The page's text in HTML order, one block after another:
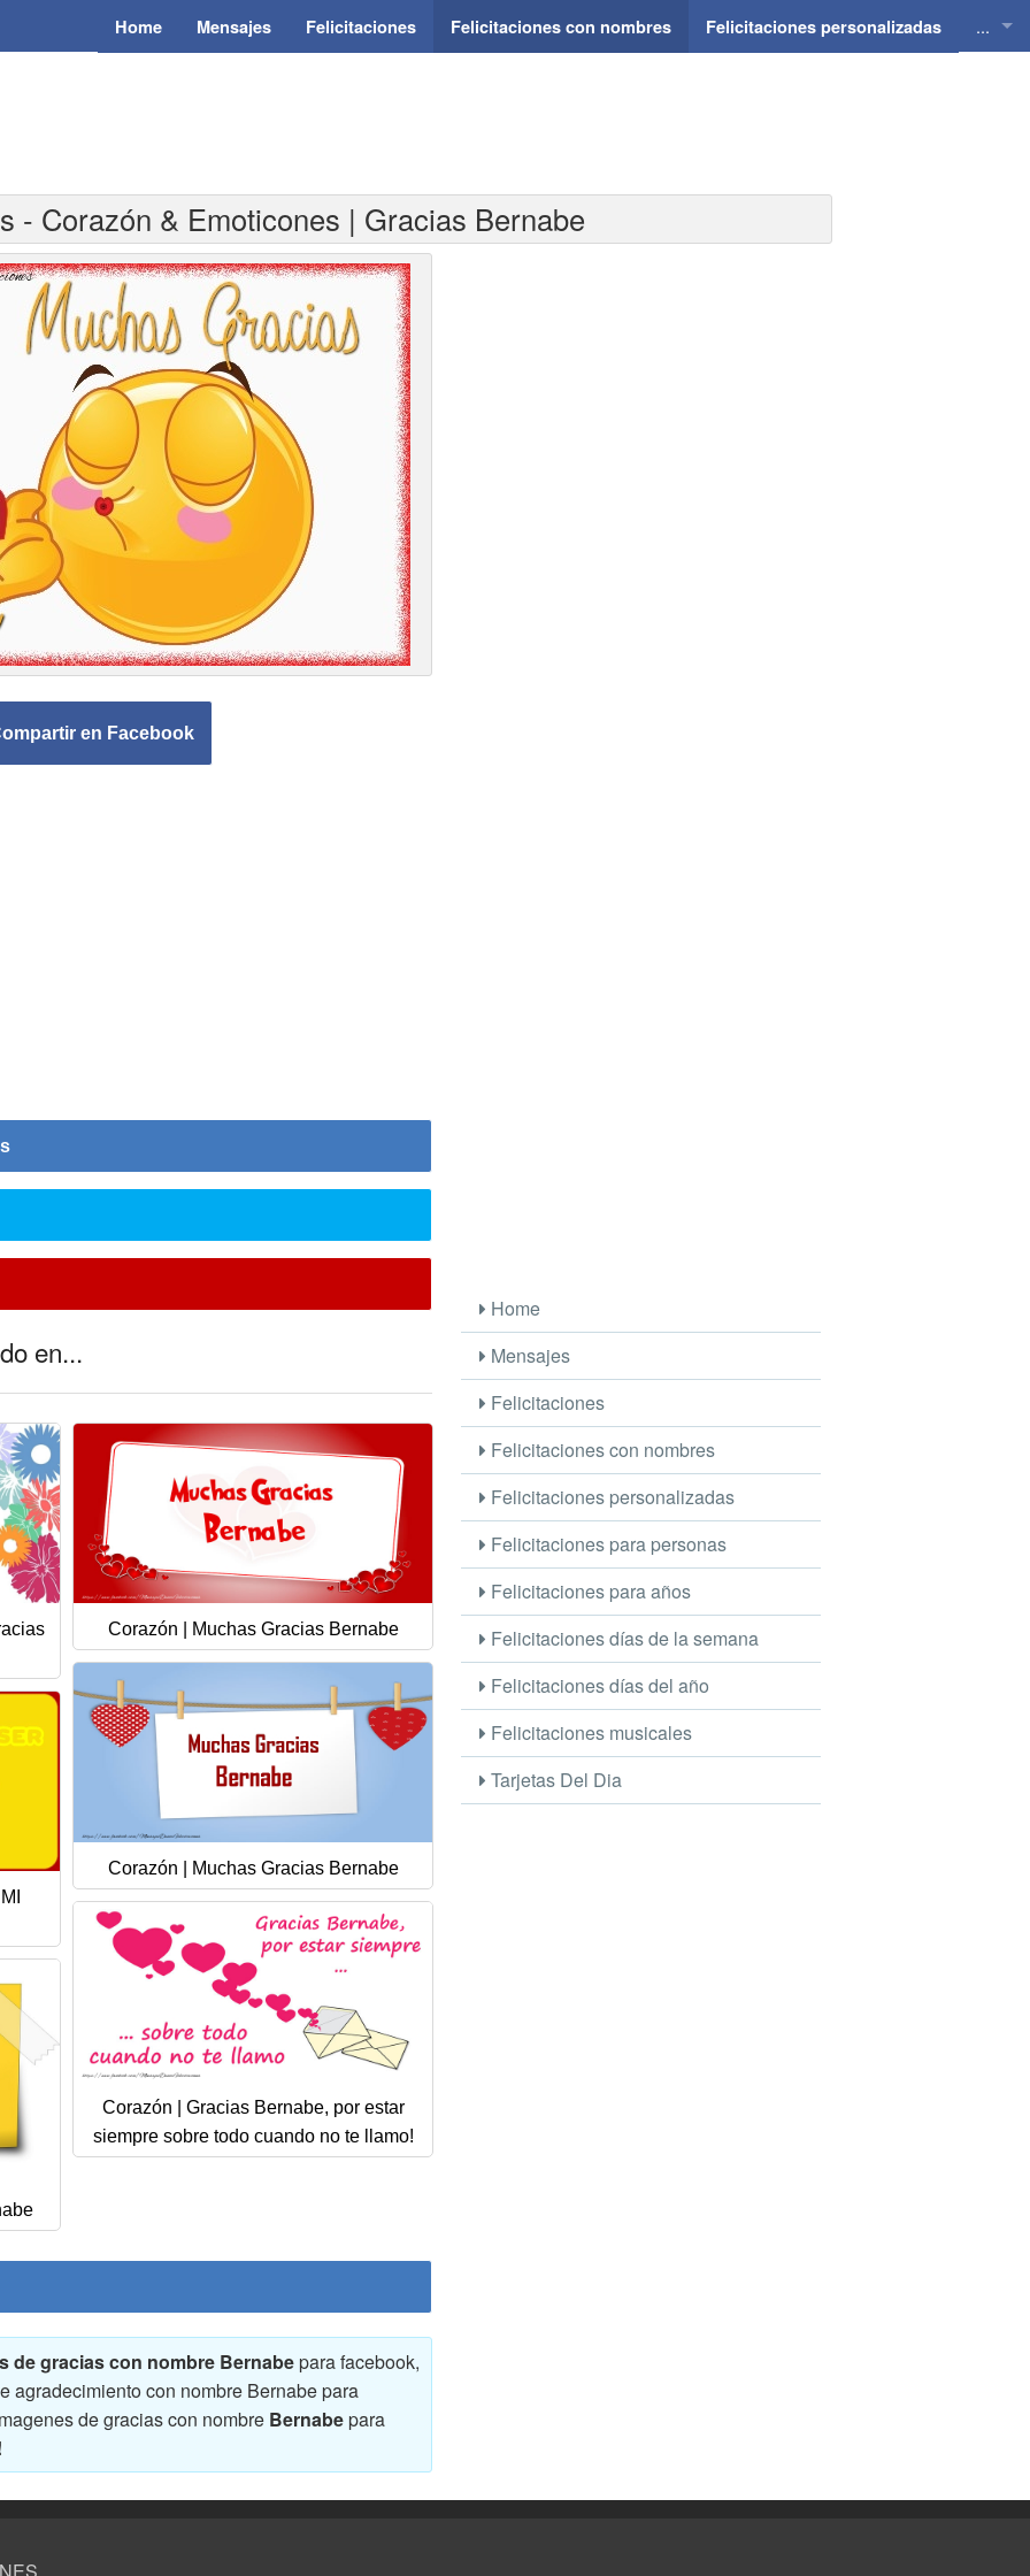
Home Mensajes Felicitaciones Felicitaciones con nombres Felicitaciones personalizadas ...
- Corazón & Emoticones | Gracias Bernabe
en Facebook
en...
Corazón | Muchas Gracias Bernabe
Corazón | Muchas Gracias Bernabe
Corazón | Gracias Bernabe, por estar
siempre sobre todo cuando no te llamo!
de gracias con nombre Bernabepara facebook,
agradecimiento con nombre Bernabe para
de gracias con nombre Bernabepara
Home
Mensajes
Felicitaciones
Felicitaciones con nombres
Felicitaciones personalizadas
Felicitaciones para personas
Felicitaciones para años
Felicitaciones días de la semana
Felicitaciones días del año
Felicitaciones musicales
Tarjetas Del Dia